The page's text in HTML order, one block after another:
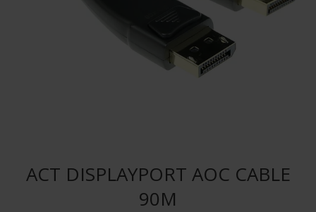
ACT DISPLAYPORT AOC CABLE
90M